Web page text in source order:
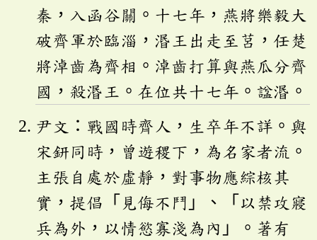
秦，入函谷關。十七年，燕將樂毅大
破齊軍於臨淄，湣王出走至莒，任楚
將淖齒為齊相。淖齒打算與燕瓜分齊
國，殺湣王。在位共十七年。諡湣。
尹文：戰國時齊人，生卒年不詳。與
宋鈃同時，曾遊稷下，為名家者流。
主張自處於虛靜，對事物應綜核其
實，提倡「見侮不鬥」、「以禁攻寢
兵為外，以情慾寡淺為內」。著有